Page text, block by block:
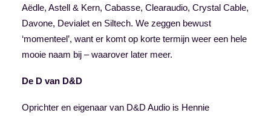
Aëdle, Astell & Kern, Cabasse, Clearaudio, Crystal Cable,
Davone, Devialet en Siltech. We zeggen bewust
‘momenteel’, want er komt op korte termijn weer een hele
mooie naam bij – waarover later meer.
De D van D&D
Oprichter en eigenaar van D&D Audio is Hennie